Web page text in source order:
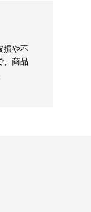
損や不
、商品